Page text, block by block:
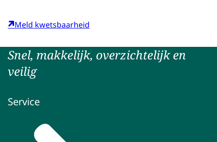
Meld kwetsbaarheid
Snel, makkelijk, overzichtelijk en
veilig
Service